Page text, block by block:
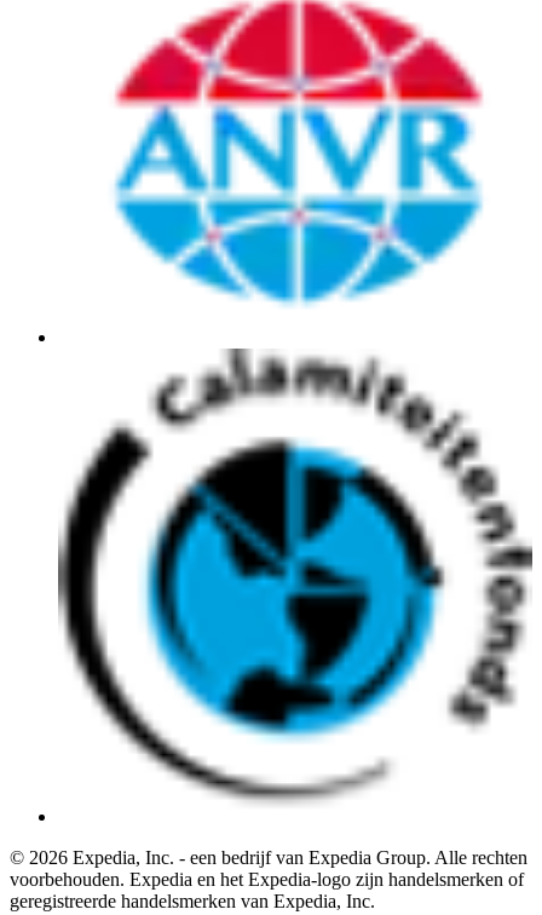
© 2026 Expedia, Inc. - een bedrijf van Expedia Group. Alle rechten
voorbehouden. Expedia en het Expedia-logo zijn handelsmerken of
geregistreerde handelsmerken van Expedia, Inc.